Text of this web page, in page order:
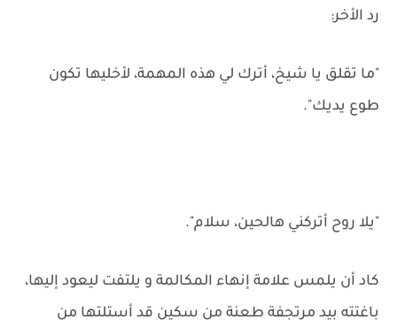
رد الأخر:
"ما تقلق يا شيخ، أترك لي هذه المهمة، لأخليها تكون
طوع يديك".
"يلا روح أتركني هالحين، سلام".
كاد أن يلمس علامة إنهاء المكالمة و يلتفت ليعود إليها،
باغتته بيد مرتجفة طعنة من سكين قد أستلتها من